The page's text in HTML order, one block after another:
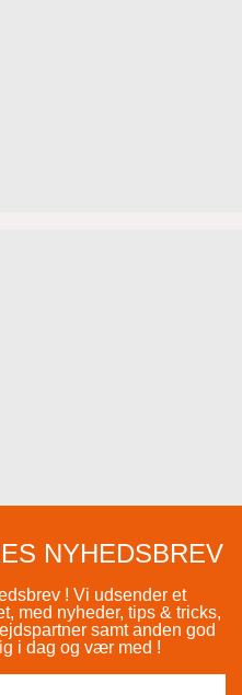
NYHEDSBREV
! Vi udsender et
med nyheder, tips & tricks,
samt anden god
i dag og vær med !